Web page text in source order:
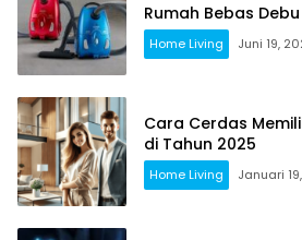
Rumah Bebas Debu
Home Living Juni 19,
Cara Cerdas
di Tahun 2025
Home Living Januari